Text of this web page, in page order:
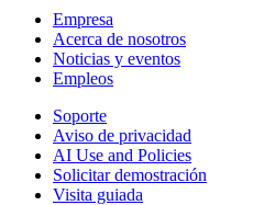
Empresa
Acerca de nosotros
Noticias y eventos
Empleos
Soporte
Aviso de privacidad
AI Use and Policies
Solicitar demostración
Visita guiada